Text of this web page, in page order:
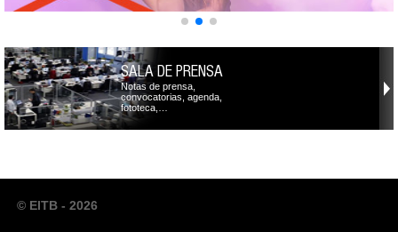
SALA DE PRENSA
Notas de prensa,
convocatorias, agenda,
fototeca,…
© EITB - 2026